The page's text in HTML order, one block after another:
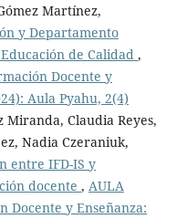
Martínez,
y Departamento
de Calidad ,
Docente y
Aula Pyahu, 2(4)
Claudia Reyes,
Nadia Czeraniuk,
entre IFD-IS y
docente , AULA
Docente y Enseñanza: